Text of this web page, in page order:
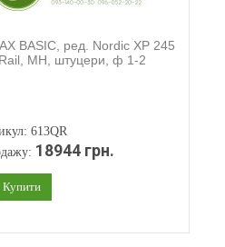
BASIC, ред. Nordic XP 245
МН, штуцери, ф 1-2
613QR
18944 грн.
Купити